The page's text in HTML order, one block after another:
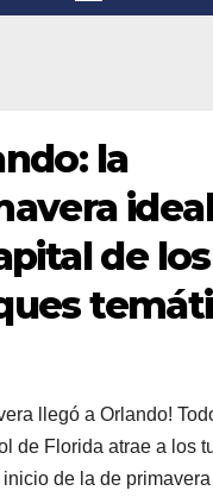
la
de los
llegó a Orlando!
de Florida atrae a los
de la de